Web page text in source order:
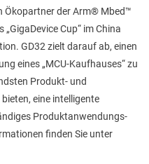
Ökopartner der Arm® Mbed™
Cup“ im China
GD32 zielt darauf ab, einen
eines „MCU-Kaufhauses“ zu
Produkt- und
eine intelligente
Produktanwendungs-
finden Sie unter